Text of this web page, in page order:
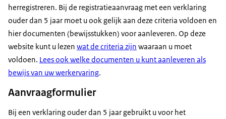
herregistreren. Bij de registratieaanvraag met een verklaring
ouder dan 5 jaar moet u ook gelijk aan deze criteria voldoen en
hier documenten (bewijsstukken) voor aanleveren. Op deze
website kunt u lezen wat de criteria zijn waaraan u moet
voldoen. Lees ook welke documenten u kunt aanleveren als
bewijs van uw werkervaring.
Aanvraagformulier
Bij een verklaring ouder dan 5 jaar gebruikt u voor het